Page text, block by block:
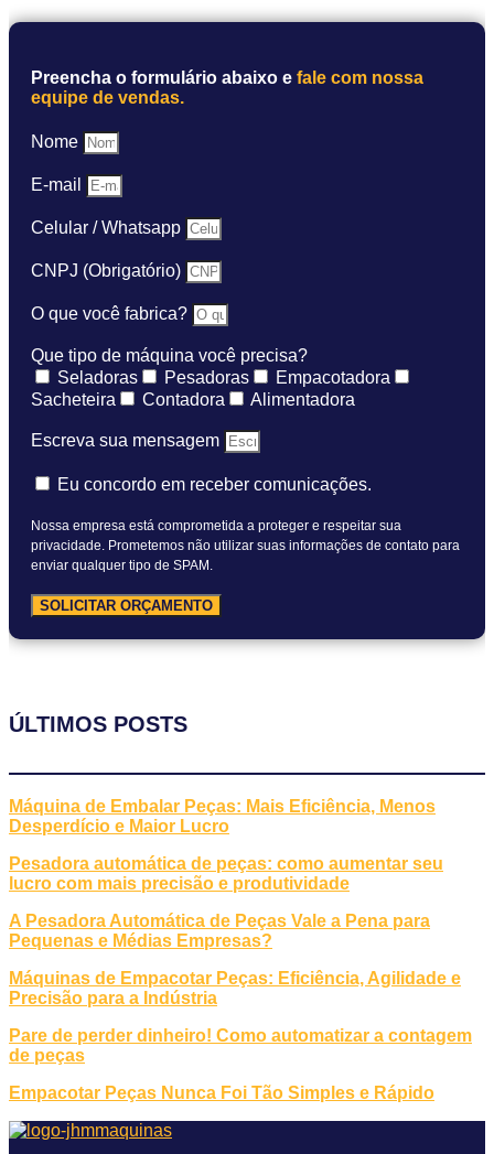
Preencha o formulário abaixo e fale com nossa
equipe de vendas.
Nome
E-mail
Celular / Whatsapp
CNPJ (Obrigatório)
O que você fabrica?
Que tipo de máquina você precisa?
Seladoras
Pesadoras
Empacotadora
Sacheteira
Contadora Alimentadora
Escreva sua mensagem
Eu concordo em receber comunicações.
Nossa empresa está comprometida a proteger e respeitar sua
privacidade. Prometemos não utilizar suas informações de contato para
enviar qualquer tipo de SPAM.
SOLICITAR ORÇAMENTO
ÚLTIMOS POSTS
Máquina de Embalar Peças: Mais Eficiência, Menos
Desperdício e Maior Lucro
Pesadora automática de peças: como aumentar seu
lucro com mais precisão e produtividade
A Pesadora Automática de Peças Vale a Pena para
Pequenas e Médias Empresas?
Máquinas de Empacotar Peças: Eficiência, Agilidade e
Precisão para a Indústria
Pare de perder dinheiro! Como automatizar a contagem
de peças
Empacotar Peças Nunca Foi Tão Simples e Rápido